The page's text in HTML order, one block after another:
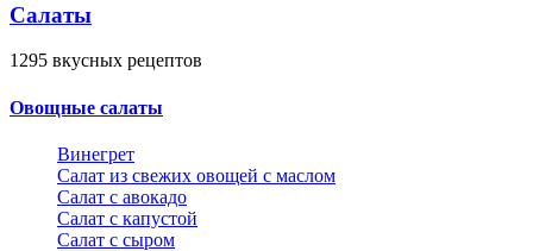
Салаты
1295 вкусных рецептов
Овощные салаты
Винегрет
Салат из свежих овощей с маслом
Салат с авокадо
Салат с капустой
Салат с сыром